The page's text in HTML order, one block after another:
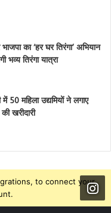
का ‘हर घर तिरंगा’ अभियान
तिरंगा यात्रा
50 महिला उद्यमियों ने लगाए
खरीदारी
to connect your